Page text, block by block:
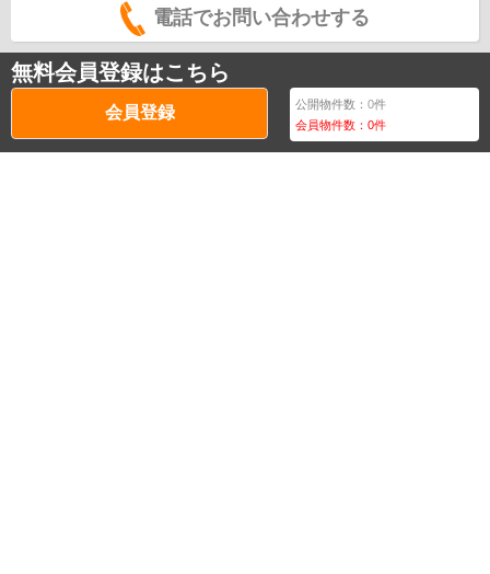
電話でお問い合わせする
無料会員登録はこちら
会員登録 公開物件数：0件
会員物件数：0件